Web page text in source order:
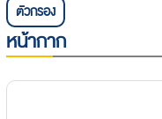
ตัวกรอง
หน้ากาก